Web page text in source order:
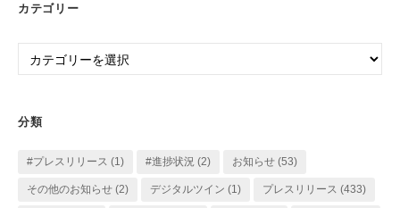
カ
カテゴリー
カ
ー
分類
#プレスリリース (1) #進捗状況 (2) お知らせ (53)
その他のお知らせ (2) デジタルツイン (1) プレスリリース (433)